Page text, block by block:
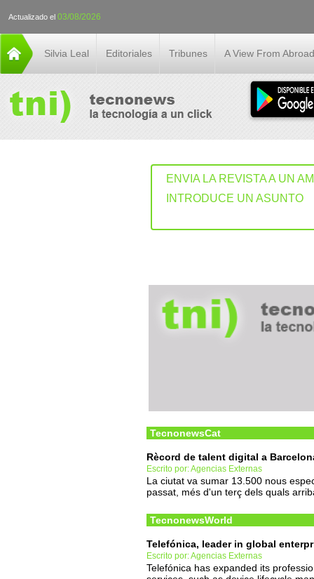
Actualizado el 03/08/2026
Silvia Leal Editoriales Tribunes A View From Abroad
ENVIA LA REVISTA A UN
INTRODUCE UN ASUNTO
TecnonewsCat
Rècord de talent digital a
Escrito por: Agencias Externas
La ciutat va sumar 13.500 nous
passat, més d'un terç dels quals
TecnonewsWorld
Telefónica, leader in global
Escrito por: Agencias Externas
Telefónica has expanded its